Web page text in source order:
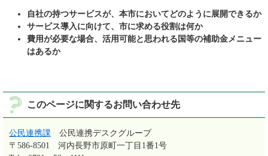
自社の持つサービスが、本市においてどのように展開できるか
サービス導入に向けて、市に求める役割は何か
費用が必要な場合、活用可能と思われる国等の補助金メニュー
はあるか
このページに関するお問い合わせ先
公民連携課
公民連携デスクグループ
〒586-8501
河内長野市原町一丁目1番1号